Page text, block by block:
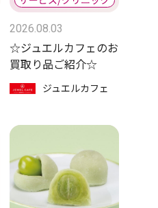
2026.08.03
☆ジュエルカフェのお
買取り品ご紹介☆
ジュエルカフェ